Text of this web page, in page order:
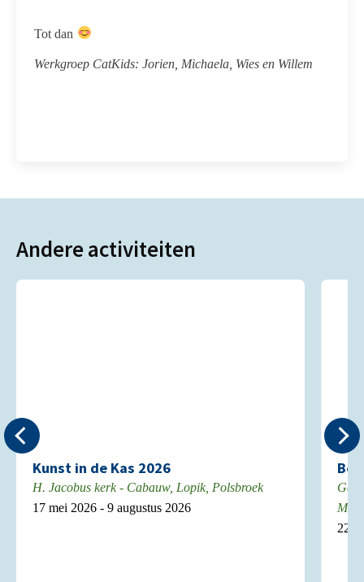
Tot dan
Werkgroep CatKids: Jorien, Michaela, Wies en Willem
Andere activiteiten
Kunst in de Kas 2026
H. Jacobus kerk - Cabauw, Lopik, Polsbroek
17 mei 2026 - 9 augustus 2026
22